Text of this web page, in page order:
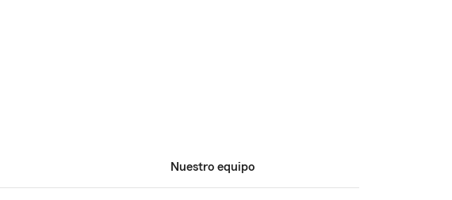
Nuestro equipo